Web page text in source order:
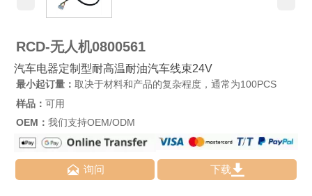
RCD-无人机0800561
汽车电器定制型耐高温耐油汽车线束24V
最小起订量： 取决于材料和产品的复杂程度，通常为100PCS
样品： 可用
OEM： 我们支持OEM/ODM
 询问 下载